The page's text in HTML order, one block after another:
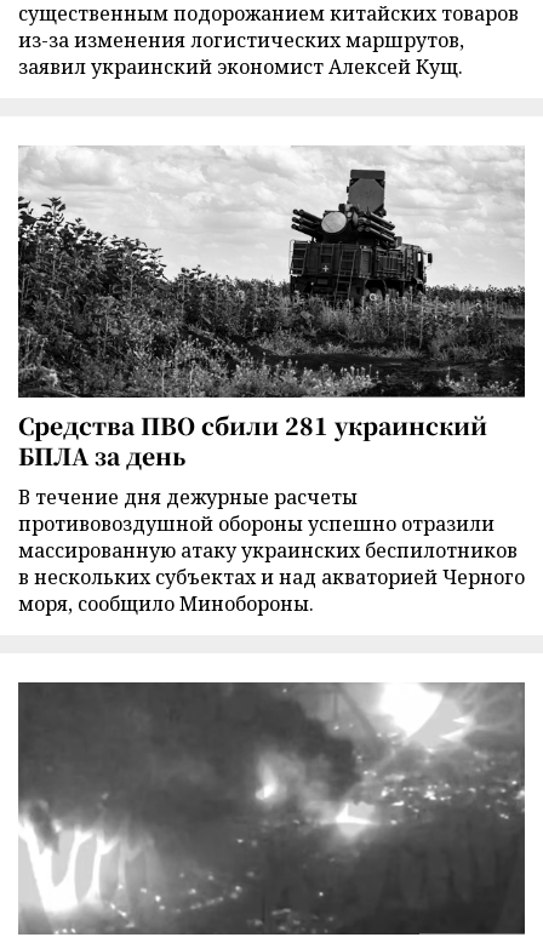
существенным подорожанием китайских товаров
из-за изменения логистических маршрутов,
заявил украинский экономист Алексей Кущ.
Средства ПВО сбили 281 украинский
БПЛА за день
В течение дня дежурные расчеты
противовоздушной обороны успешно отразили
массированную атаку украинских беспилотников
в нескольких субъектах и над акваторией Черного
моря, сообщило Минобороны.